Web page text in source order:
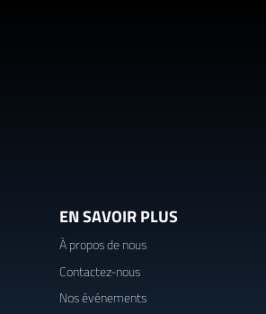
EN SAVOIR PLUS
À propos de nous
Contactez-nous
Nos événements